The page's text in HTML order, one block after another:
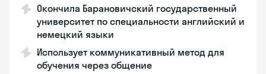
Окончила Барановичский государственный
университет по специальности английский и
немецкий языки
Использует коммуникативный метод для
обучения через общение